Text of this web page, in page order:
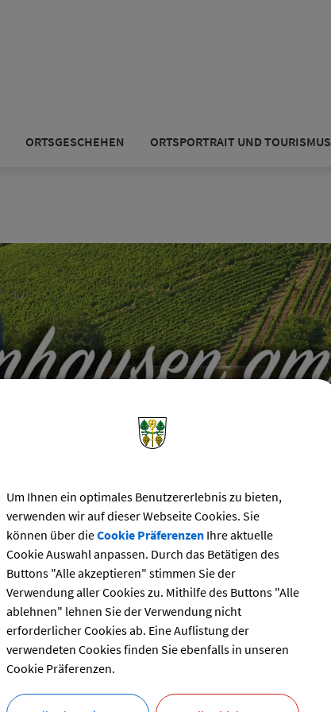
ORTSGESCHEHEN ORTSPORTRAIT UND TOURISMUS
Um Ihnen ein optimales Benutzererlebnis zu bieten,
verwenden wir auf dieser Webseite Cookies. Sie
können über dieCookie PräferenzenIhre aktuelle
Cookie Auswahl anpassen. Durch das Betätigen des
Buttons "Alle akzeptieren" stimmen Sie der
Verwendung aller Cookies zu. Mithilfe des Buttons "Alle
ablehnen" lehnen Sie der Verwendung nicht
erforderlicher Cookies ab. Eine Auflistung der
verwendeten Cookies finden Sie ebenfalls in unseren
Cookie Präferenzen.